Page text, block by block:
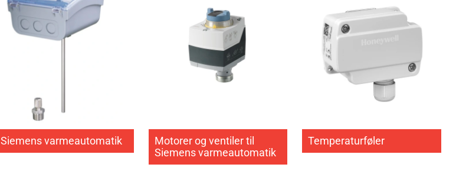
Siemens varmeautomatik
Motorer og ventiler til
Siemens varmeautomatik
Temperaturføler